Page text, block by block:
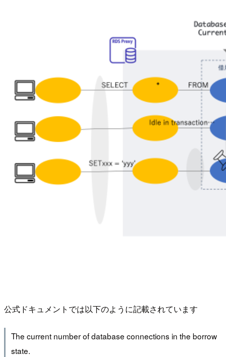
公式ドキュメントでは以下のように記載されています
The current number of database connections in the borrow
state.